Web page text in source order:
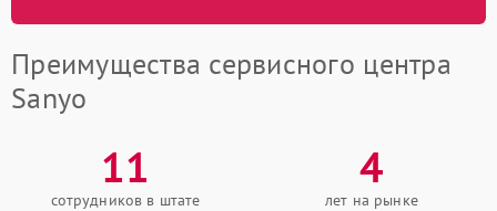
Преимущества сервисного центра
Sanyo
11
сотрудников в штате
4
лет на рынке